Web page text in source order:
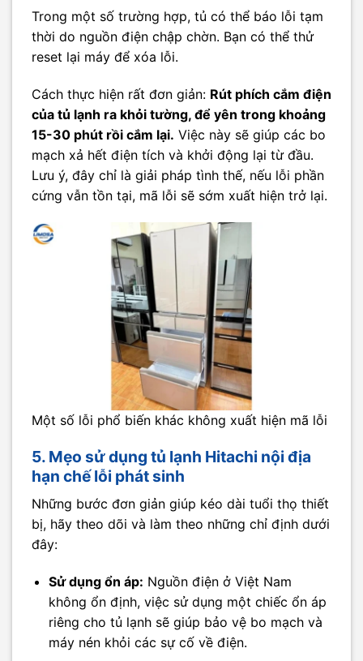
Trong một số trường hợp, tủ có thể báo lỗi tạm
thời do nguồn điện chập chờn. Bạn có thể thử
reset lại máy để xóa lỗi.
Cách thực hiện rất đơn giản: Rút phích cắm điện
của tủ lạnh ra khỏi tường, để yên trong khoảng
15-30 phút rồi cắm lại. Việc này sẽ giúp các bo
mạch xả hết điện tích và khởi động lại từ đầu.
Lưu ý, đây chỉ là giải pháp tình thế, nếu lỗi phần
cứng vẫn tồn tại, mã lỗi sẽ sớm xuất hiện trở lại.
Một số lỗi phổ biến khác không xuất hiện mã lỗi
5. Mẹo sử dụng tủ lạnh Hitachi nội địa
hạn chế lỗi phát sinh
Những bước đơn giản giúp kéo dài tuổi thọ thiết
bị, hãy theo dõi và làm theo những chỉ định dưới
đây:
Sử dụng ổn áp: Nguồn điện ở Việt Nam
không ổn định, việc sử dụng một chiếc ổn áp
riêng cho tủ lạnh sẽ giúp bảo vệ bo mạch và
máy nén khỏi các sự cố về điện.